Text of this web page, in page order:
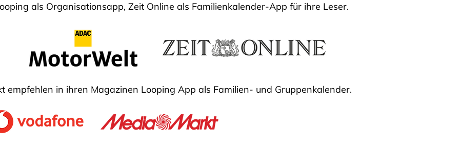
als Organisationsapp, Zeit Online als Familienkalender-App für ihre Leser.
empfehlen in ihren Magazinen Looping App als Familien- und Gruppenkalender.